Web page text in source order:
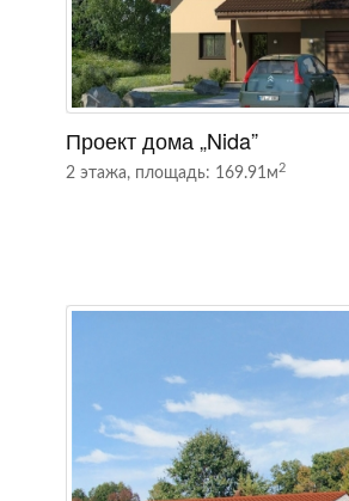
Проект дома „Nida”
2 этажа, площадь: 169.91м 2